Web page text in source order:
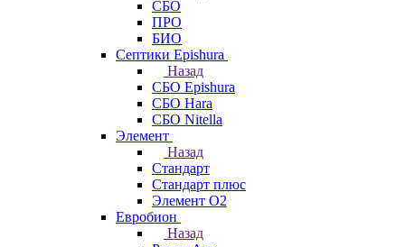
СБО
ПРО
БИО
Септики Epishura
Назад
СБО Epishura
СБО Hara
СБО Nitella
Элемент
Назад
Стандарт
Стандарт плюс
Элемент О2
Евробион
Назад